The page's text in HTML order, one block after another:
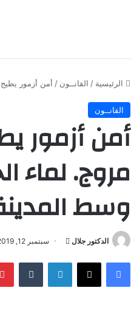
الرئيسية / القانــون / أمن أزمور
القانــون
أمن أزمور
مروج. لماء
وسط
الدكتور جلال
أرسل
إلكترونيا
سبتمبر 12, 2019
فيسبوك X لينكدإن